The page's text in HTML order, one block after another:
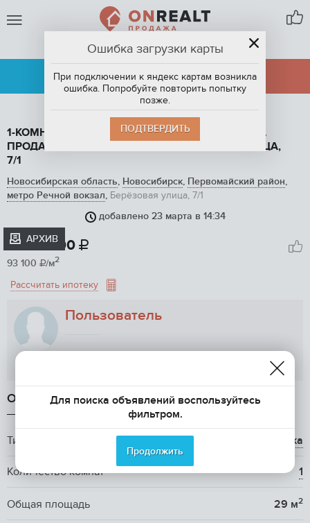
НОВОСИБИРСК
АРЕНДА
ПРОДАЖА
1-КОМНАТНАЯ КВАРТИРА, 29 М2, ЭТАЖ 2 / 5, НА
ПРОДАЖУ В НОВОСИБИРСКЕ, БЕРЁЗОВАЯ УЛИЦА,
7/1
Новосибирская область, Новосибирск, Первомайский район,
метро Речной вокзал, Берёзовая улица, 7/1
добавлено 23 марта в 14:34
АРХИВ
1 / 5
2 700 000 
93 100 /м2
Рассчитать ипотеку
Пользователь
ОБЩАЯ ИНФОРМАЦИЯ
Тип жилья вторичка
Количество комнат 1
Общая площадь 29 м2
Ошибка загрузки карты
При подключении к яндекс картам возникла
ошибка. Попробуйте повторить попытку
позже.
ПОДТВЕРДИТЬ
Для поиска объявлений воспользуйтесь
фильтром.
Продолжить